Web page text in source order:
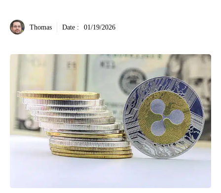
Thomas Date : 01/19/2026